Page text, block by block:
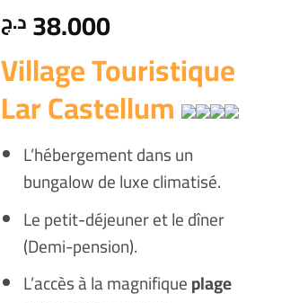
38.000 د.ج
Village Touristique
Lar Castellum
L’hébergement dans un
bungalow de luxe climatisé.
Le petit-déjeuner et le dîner
(Demi-pension).
L’accès à la magnifiqueplage